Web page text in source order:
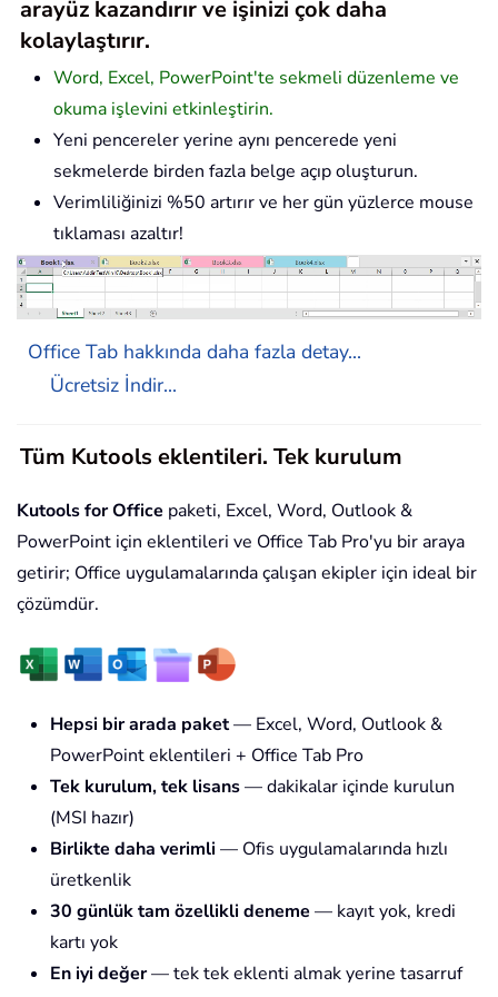
arayüz kazandırır ve işinizi çok daha
kolaylaştırır.
Word, Excel, PowerPoint'te sekmeli düzenleme ve
okuma işlevini etkinleştirin.
Yeni pencereler yerine aynı pencerede yeni
sekmelerde birden fazla belge açıp oluşturun.
Verimliliğinizi %50 artırır ve her gün yüzlerce mouse
tıklaması azaltır!
Office Tab hakkında daha fazla detay...
Ücretsiz İndir...
Tüm Kutools eklentileri. Tek kurulum
Kutools for Office paketi, Excel, Word, Outlook &
PowerPoint için eklentileri ve Office Tab Pro'yu bir araya
getirir; Office uygulamalarında çalışan ekipler için ideal bir
çözümdür.
Hepsi bir arada paket— Excel, Word, Outlook &
PowerPoint eklentileri + Office Tab Pro
Tek kurulum, tek lisans— dakikalar içinde kurulun
(MSI hazır)
Birlikte daha verimli — Ofis uygulamalarında hızlı
üretkenlik
30 günlük tam özellikli deneme — kayıt yok, kredi
kartı yok
En iyi değer— tek tek eklenti almak yerine tasarruf